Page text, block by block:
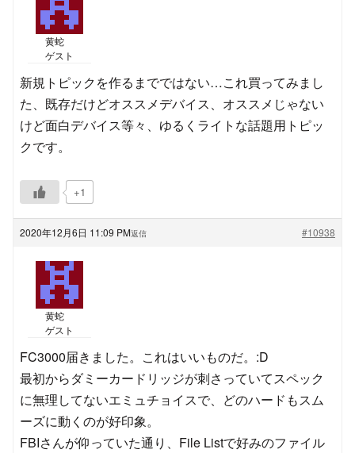
黄蛇
ゲスト
新規トピックを作るまでではない…これ買ってみまし
た、既存だけどオススメデバイス、オススメじゃない
けど面白デバイス等々、ゆるくライトな話題用トピッ
クです。
+1
2020年12月6日 11:09 PM #10938
返信
黄蛇
ゲスト
FC3000届きました。これはいいものだ。:D
最初からダミーカードリッジが刺さっていてスペック
に無理してないエミュチョイスで、どのハードもスム
ーズに動くのが好印象。
FBIさんが仰っていた通り、File Listで好みのファイル